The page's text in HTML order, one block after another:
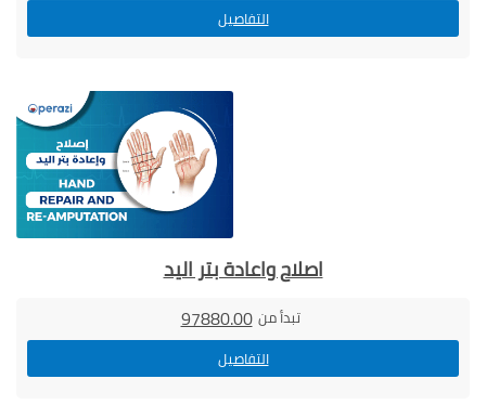
التفاصيل
اصلاح واعادة بتر اليد
تبدأ من 97880.00
التفاصيل